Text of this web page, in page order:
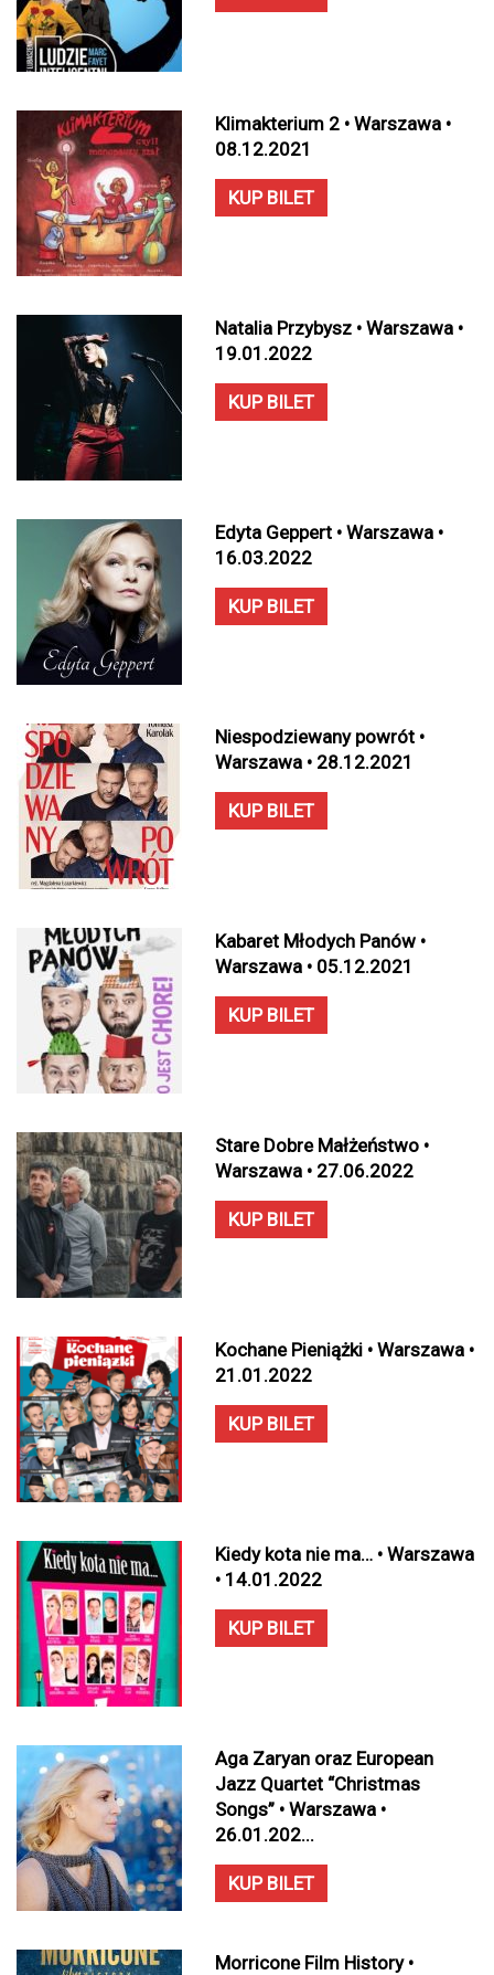
Klimakterium 2 • Warszawa •
08.12.2021
KUP BILET
Natalia Przybysz • Warszawa •
19.01.2022
KUP BILET
Edyta Geppert • Warszawa •
16.03.2022
KUP BILET
Niespodziewany powrót •
Warszawa • 28.12.2021
KUP BILET
Kabaret Młodych Panów •
Warszawa • 05.12.2021
KUP BILET
Stare Dobre Małżeństwo •
Warszawa • 27.06.2022
KUP BILET
Kochane Pieniążki • Warszawa •
21.01.2022
KUP BILET
Kiedy kota nie ma… • Warszawa
• 14.01.2022
KUP BILET
Aga Zaryan oraz European
Jazz Quartet “Christmas
Songs” • Warszawa •
26.01.202...
KUP BILET
Morricone Film History •